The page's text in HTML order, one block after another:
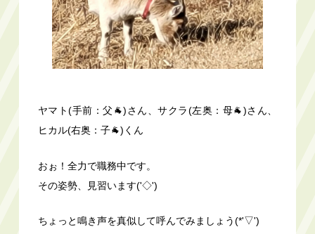
ヤマト(手前：父🐐)さん、サクラ(左奥：母🐐)さん、
ヒカル(右奥：子🐐)くん
おぉ！全力で職務中です。
その姿勢、見習います('◇')ゞ
ちょっと鳴き声を真似して呼んでみましょう(*'▽')